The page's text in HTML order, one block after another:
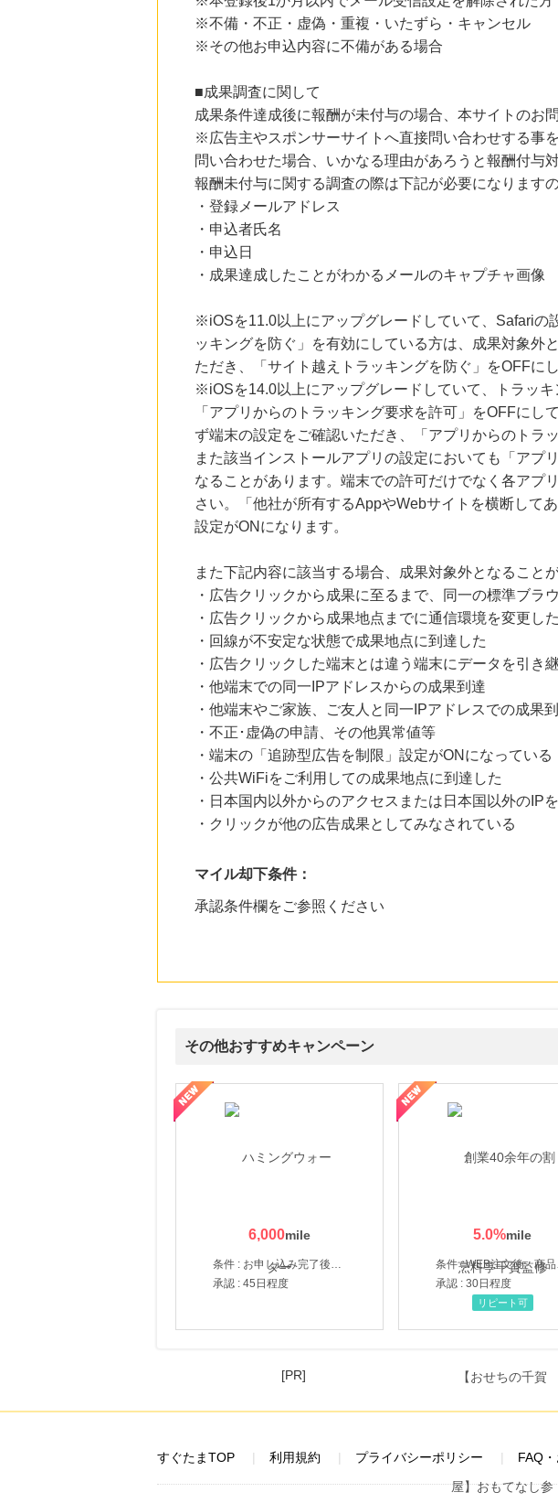
※不備・不正・虚偽・重複・いたずら・キャンセル
※その他お申込内容に不備がある場合
■成果調査に関して
成果条件達成後に報酬が未付与の場合、本サイトのお
※広告主やスポンサーサイトへ直接問い合わせする事を
問い合わせた場合、いかなる理由があろうと報酬付与
報酬未付与に関する調査の際は下記が必要になります
・登録メールアドレス
・申込者氏名
・申込日
・成果達成したことがわかるメールのキャプチャ画像
※iOSを11.0以上にアップグレードしていて、Safari
ッキングを防ぐ」を有効にしている方は、成果対象外
ただき、「サイト越えトラッキングを防ぐ」をOFFに
※iOSを14.0以上にアップグレードしていて、トラッ
「アプリからのトラッキング要求を許可」をOFFに
ず端末の設定をご確認いただき、「アプリからのトラ
また該当インストールアプリの設定においても「アプ
なることがあります。端末での許可だけでなく各アプ
さい。「他社が所有するAppやWebサイトを横断して
設定がONになります。
また下記内容に該当する場合、成果対象外となることが
・広告クリックから成果に至るまで、同一の標準ブラ
・広告クリックから成果地点までに通信環境を変更した
・回線が不安定な状態で成果地点に到達した
・広告クリックした端末とは違う端末にデータを引き
・他端末での同一IPアドレスからの成果到達
・他端末やご家族、ご友人と同一IPアドレスでの成果
・不正･虚偽の申請、その他異常値等
・端末の「追跡型広告を制限」設定がONになっている
・公共WiFiをご利用しての成果地点に到達した
・日本国内以外からのアクセスまたは日本国以外のIP
・クリックが他の広告成果としてみなされている
マイル却下条件：
承認条件欄をご参照ください
その他おすすめキャンペーン
6,000
条件 : お申し込み完了後、決済登録完了と1ヶ月以内のサーバー初回設置。
承認 : 45日程度
5.0%
条件
承認 : 30日程度
【おせちの千賀屋】おもてなし参道本店
リピート可
SBI新生銀行「口座開設」 ルナルナ ファミリーコー
[PR]
すぐたまTOP 利用規約 プライバシーポリシー FAQ